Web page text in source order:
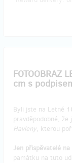
FOTOOBRAZ
cm s
Byli jste na Letné
pravděpodobné,
Havleny, kterou
Jen přispěvatelé
památku na tuto